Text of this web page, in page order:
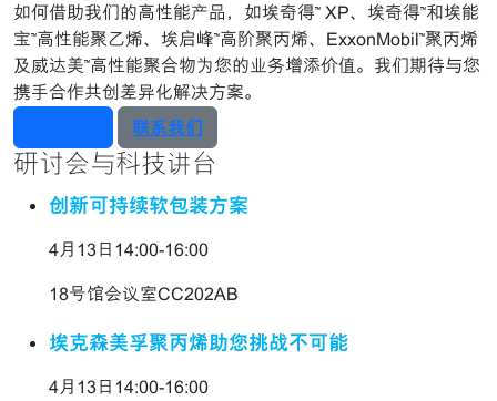
如何借助我们的高性能产品，如埃奇得™ XP、埃奇得™和埃能
宝™高性能聚乙烯、埃启峰™高阶聚丙烯、ExxonMobil™聚丙烯
及威达美™高性能聚合物为您的业务增添价值。我们期待与您
携手合作共创差异化解决方案。
联系我们
研讨会与科技讲台
创新可持续软包装方案
4月13日14:00-16:00
18号馆会议室CC202AB
埃克森美孚聚丙烯助您挑战不可能
4月13日14:00-16:00